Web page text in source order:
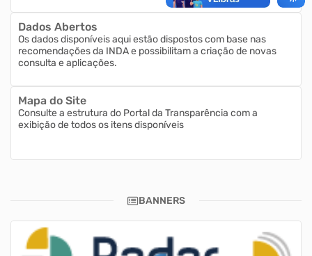
Dados Abertos
Os dados disponíveis aqui estão dispostos com base nas
recomendações da INDA e possibilitam a criação de novas
consulta e aplicações.
Mapa do Site
Consulte a estrutura do Portal da Transparência com a
exibição de todos os itens disponíveis
BANNERS